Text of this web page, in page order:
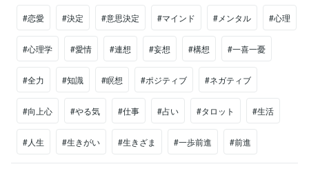
#恋愛 #決定 #意思決定 #マインド #メンタル #心理
#心理学 #愛情 #連想 #妄想 #構想 #一喜一憂
#全力 #知識 #瞑想 #ポジティブ #ネガティブ
#向上心 #やる気 #仕事 #占い #タロット #生活
#人生 #生きがい #生きざま #一歩前進 #前進